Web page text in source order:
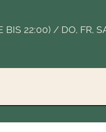
BIS 22:00) / DO, FR,